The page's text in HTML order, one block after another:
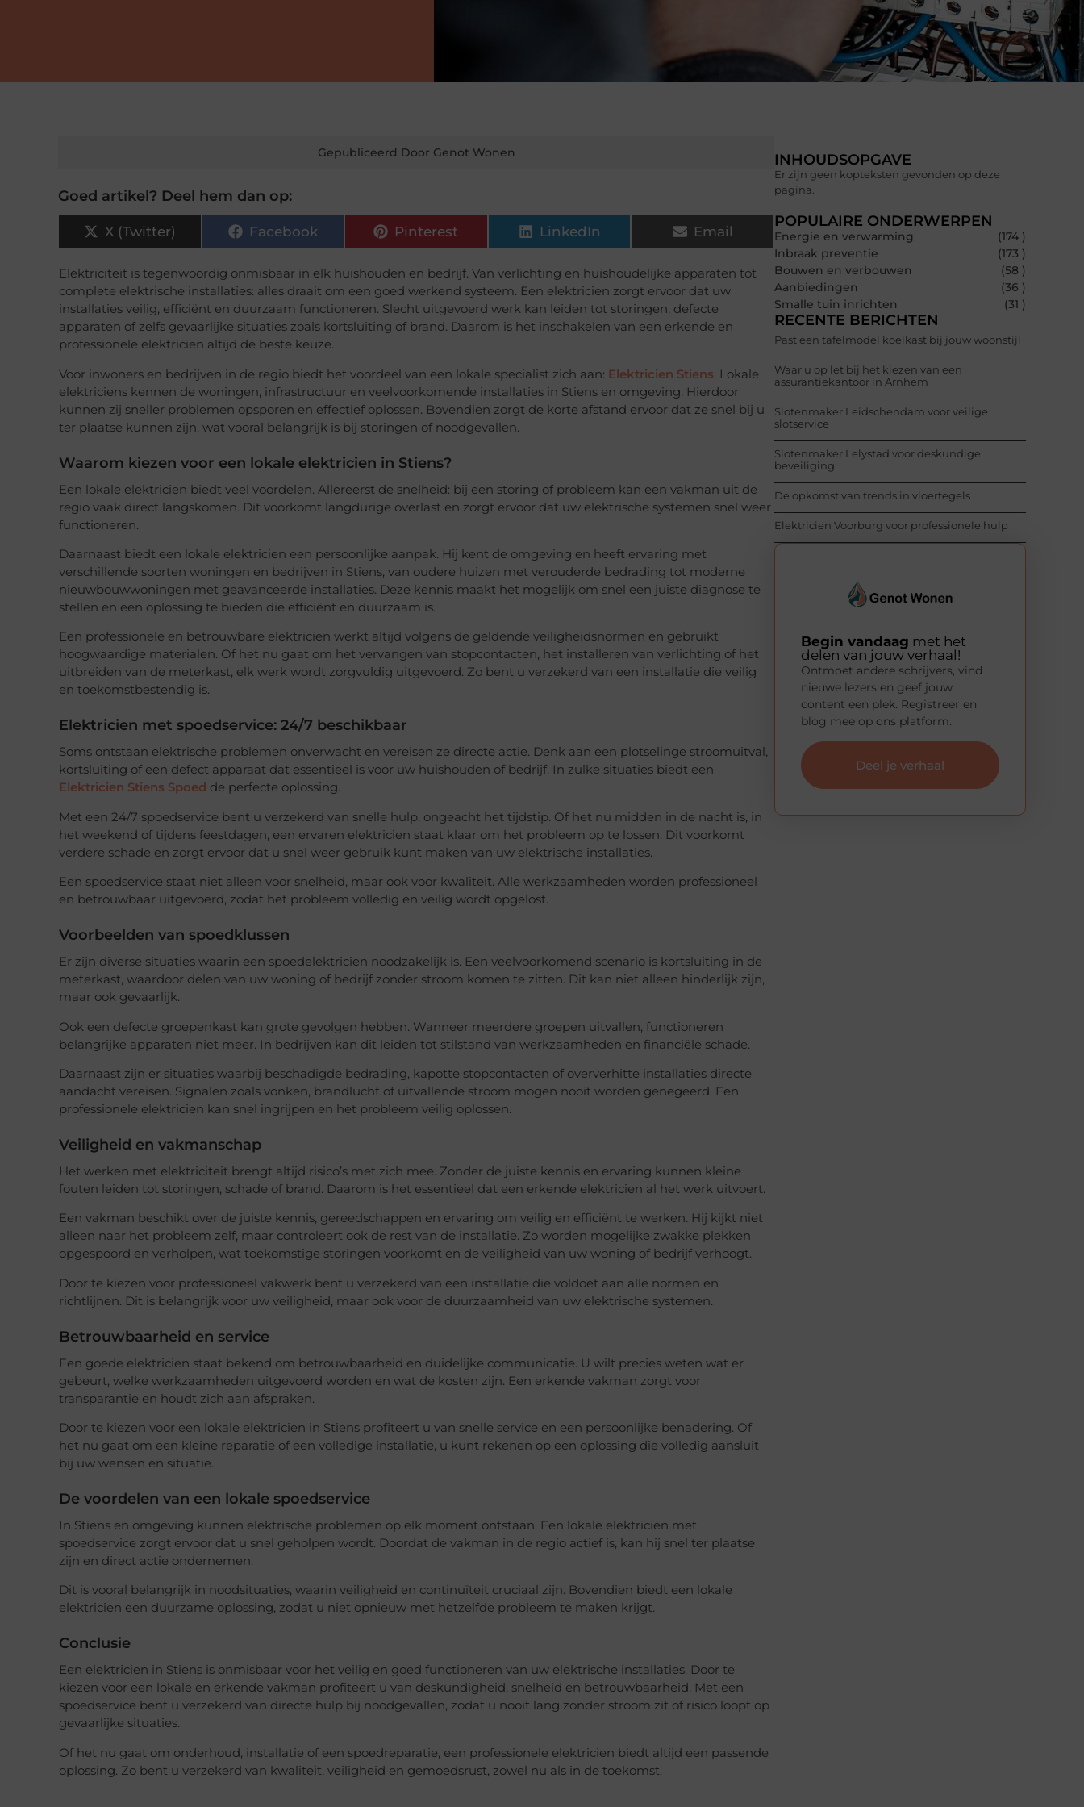
Gepubliceerd Door Genot Wonen
Goed artikel? Deel hem dan op:
X (Twitter) Facebook Pinterest LinkedIn Email
Elektriciteit is tegenwoordig onmisbaar in elk huishouden en bedrijf. Van verlichting en huishoudelijke apparaten tot
complete elektrische installaties: alles draait om een goed werkend systeem. Een elektricien zorgt ervoor dat uw
installaties veilig, efficiënt en duurzaam functioneren. Slecht uitgevoerd werk kan leiden tot storingen, defecte
apparaten of zelfs gevaarlijke situaties zoals kortsluiting of brand. Daarom is het inschakelen van een erkende en
professionele elektricien altijd de beste keuze.
Voor inwoners en bedrijven in de regio biedt het voordeel van een lokale specialist zich aan: Elektricien Stiens. Lokale
elektriciens kennen de woningen, infrastructuur en veelvoorkomende installaties in Stiens en omgeving. Hierdoor
kunnen zij sneller problemen opsporen en effectief oplossen. Bovendien zorgt de korte afstand ervoor dat ze snel bij u
ter plaatse kunnen zijn, wat vooral belangrijk is bij storingen of noodgevallen.
Waarom kiezen voor een lokale elektricien in Stiens?
Een lokale elektricien biedt veel voordelen. Allereerst de snelheid: bij een storing of probleem kan een vakman uit de
regio vaak direct langskomen. Dit voorkomt langdurige overlast en zorgt ervoor dat uw elektrische systemen snel weer
functioneren.
Daarnaast biedt een lokale elektricien een persoonlijke aanpak. Hij kent de omgeving en heeft ervaring met
verschillende soorten woningen en bedrijven in Stiens, van oudere huizen met verouderde bedrading tot moderne
nieuwbouwwoningen met geavanceerde installaties. Deze kennis maakt het mogelijk om snel een juiste diagnose te
stellen en een oplossing te bieden die efficiënt en duurzaam is.
Een professionele en betrouwbare elektricien werkt altijd volgens de geldende veiligheidsnormen en gebruikt
hoogwaardige materialen. Of het nu gaat om het vervangen van stopcontacten, het installeren van verlichting of het
uitbreiden van de meterkast, elk werk wordt zorgvuldig uitgevoerd. Zo bent u verzekerd van een installatie die veilig
en toekomstbestendig is.
Elektricien met spoedservice: 24/7 beschikbaar
Soms ontstaan elektrische problemen onverwacht en vereisen ze directe actie. Denk aan een plotselinge stroomuitval,
kortsluiting of een defect apparaat dat essentieel is voor uw huishouden of bedrijf. In zulke situaties biedt een
Elektricien Stiens Spoed de perfecte oplossing.
Met een 24/7 spoedservice bent u verzekerd van snelle hulp, ongeacht het tijdstip. Of het nu midden in de nacht is, in
het weekend of tijdens feestdagen, een ervaren elektricien staat klaar om het probleem op te lossen. Dit voorkomt
verdere schade en zorgt ervoor dat u snel weer gebruik kunt maken van uw elektrische installaties.
Een spoedservice staat niet alleen voor snelheid, maar ook voor kwaliteit. Alle werkzaamheden worden professioneel
en betrouwbaar uitgevoerd, zodat het probleem volledig en veilig wordt opgelost.
Voorbeelden van spoedklussen
Er zijn diverse situaties waarin een spoedelektricien noodzakelijk is. Een veelvoorkomend scenario is kortsluiting in de
meterkast, waardoor delen van uw woning of bedrijf zonder stroom komen te zitten. Dit kan niet alleen hinderlijk zijn,
maar ook gevaarlijk.
Ook een defecte groepenkast kan grote gevolgen hebben. Wanneer meerdere groepen uitvallen, functioneren
belangrijke apparaten niet meer. In bedrijven kan dit leiden tot stilstand van werkzaamheden en financiële schade.
Daarnaast zijn er situaties waarbij beschadigde bedrading, kapotte stopcontacten of oververhitte installaties directe
aandacht vereisen. Signalen zoals vonken, brandlucht of uitvallende stroom mogen nooit worden genegeerd. Een
professionele elektricien kan snel ingrijpen en het probleem veilig oplossen.
Veiligheid en vakmanschap
Het werken met elektriciteit brengt altijd risico’s met zich mee. Zonder de juiste kennis en ervaring kunnen kleine
fouten leiden tot storingen, schade of brand. Daarom is het essentieel dat een erkende elektricien al het werk uitvoert.
Een vakman beschikt over de juiste kennis, gereedschappen en ervaring om veilig en efficiënt te werken. Hij kijkt niet
alleen naar het probleem zelf, maar controleert ook de rest van de installatie. Zo worden mogelijke zwakke plekken
opgespoord en verholpen, wat toekomstige storingen voorkomt en de veiligheid van uw woning of bedrijf verhoogt.
Door te kiezen voor professioneel vakwerk bent u verzekerd van een installatie die voldoet aan alle normen en
richtlijnen. Dit is belangrijk voor uw veiligheid, maar ook voor de duurzaamheid van uw elektrische systemen.
Betrouwbaarheid en service
Een goede elektricien staat bekend om betrouwbaarheid en duidelijke communicatie. U wilt precies weten wat er
gebeurt, welke werkzaamheden uitgevoerd worden en wat de kosten zijn. Een erkende vakman zorgt voor
transparantie en houdt zich aan afspraken.
Door te kiezen voor een lokale elektricien in Stiens profiteert u van snelle service en een persoonlijke benadering. Of
het nu gaat om een kleine reparatie of een volledige installatie, u kunt rekenen op een oplossing die volledig aansluit
bij uw wensen en situatie.
De voordelen van een lokale spoedservice
In Stiens en omgeving kunnen elektrische problemen op elk moment ontstaan. Een lokale elektricien met
spoedservice zorgt ervoor dat u snel geholpen wordt. Doordat de vakman in de regio actief is, kan hij snel ter plaatse
zijn en direct actie ondernemen.
Dit is vooral belangrijk in noodsituaties, waarin veiligheid en continuïteit cruciaal zijn. Bovendien biedt een lokale
elektricien een duurzame oplossing, zodat u niet opnieuw met hetzelfde probleem te maken krijgt.
Conclusie
Een elektricien in Stiens is onmisbaar voor het veilig en goed functioneren van uw elektrische installaties. Door te
kiezen voor een lokale en erkende vakman profiteert u van deskundigheid, snelheid en betrouwbaarheid. Met een
spoedservice bent u verzekerd van directe hulp bij noodgevallen, zodat u nooit lang zonder stroom zit of risico loopt op
gevaarlijke situaties.
Of het nu gaat om onderhoud, installatie of een spoedreparatie, een professionele elektricien biedt altijd een passende
oplossing. Zo bent u verzekerd van kwaliteit, veiligheid en gemoedsrust, zowel nu als in de toekomst.
INHOUDSOPGAVE
Er zijn geen kopteksten gevonden op deze
pagina.
POPULAIRE ONDERWERPEN
Energie en verwarming
(174 )
Inbraak preventie
(173 )
Bouwen en verbouwen
(58 )
Aanbiedingen
(36 )
Smalle tuin inrichten
(31 )
RECENTE BERICHTEN
Past een tafelmodel koelkast bij jouw woonstijl
Waar u op let bij het kiezen van een
assurantiekantoor in Arnhem
Slotenmaker Leidschendam voor veilige
slotservice
Slotenmaker Lelystad voor deskundige
beveiliging
De opkomst van trends in vloertegels
Elektricien Voorburg voor professionele hulp
Begin vandaag met het
delen van jouw verhaal!
Ontmoet andere schrijvers, vind
nieuwe lezers en geef jouw
content een plek. Registreer en
blog mee op ons platform.
Deel je verhaal